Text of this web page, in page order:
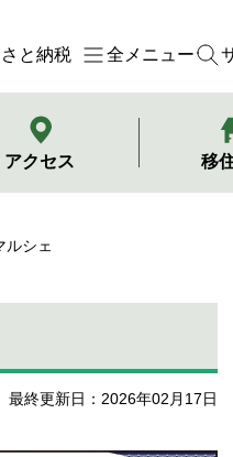
と納税 全メニュー
アクセス 移
ルシェ
最終更新日：2026年02月17日